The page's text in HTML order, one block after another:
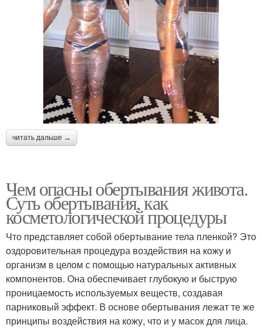
читать дальше →
Чем опасны обертывания живота.
Суть обертывания, как
косметологической процедуры
Что представляет собой обертывание тела пленкой? Это
оздоровительная процедура воздействия на кожу и
организм в целом с помощью натуральных активных
компонентов. Она обеспечивает глубокую и быструю
проницаемость используемых веществ, создавая
парниковый эффект. В основе обертывания лежат те же
принципы воздействия на кожу, что и у масок для лица.